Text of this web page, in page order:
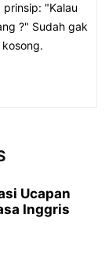
"Kalau
?" Sudah gak
Ucapan
Inggris